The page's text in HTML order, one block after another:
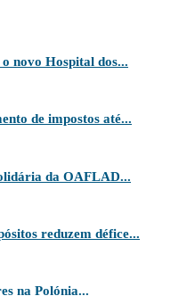
novo Hospital dos...
de impostos até...
da OAFLAD...
reduzem défice...
na Polónia...